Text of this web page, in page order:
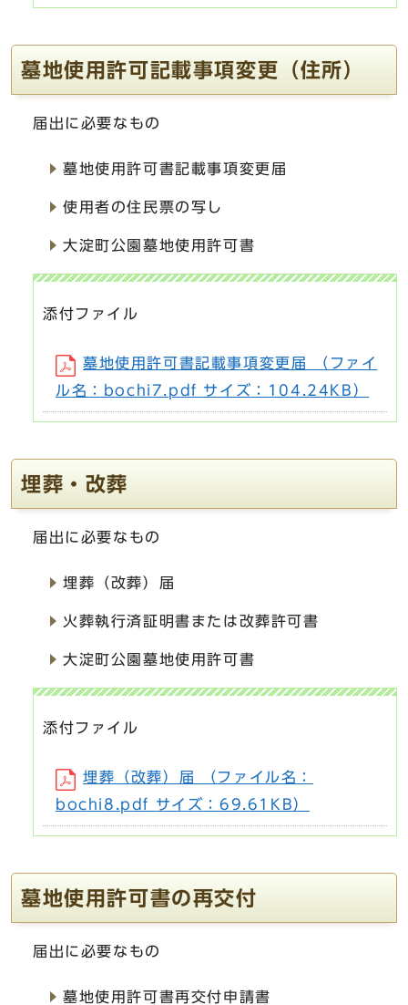
墓地使用許可記載事項変更（住所）
届出に必要なもの
墓地使用許可書記載事項変更届
使用者の住民票の写し
大淀町公園墓地使用許可書
添付ファイル
墓地使用許可書記載事項変更届 （ファイ
ル名：bochi7.pdf サイズ：104.24KB）
埋葬・改葬
届出に必要なもの
埋葬（改葬）届
火葬執行済証明書または改葬許可書
大淀町公園墓地使用許可書
添付ファイル
埋葬（改葬）届 （ファイル名：
bochi8.pdf サイズ：69.61KB）
墓地使用許可書の再交付
届出に必要なもの
墓地使用許可書再交付申請書